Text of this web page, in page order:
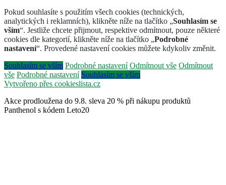
Pokud souhlasíte s použitím všech cookies (technických,
analytických i reklamních), klikněte níže na tlačítko „Souhlasím se
vším“. Jestliže chcete přijmout, respektive odmítnout, pouze některé
cookies dle kategorií, klikněte níže na tlačítko „Podrobné
nastavení“. Provedené nastavení cookies můžete kdykoliv změnit.
Souhlasím se vším Podrobné nastavení Odmítnout vše Odmítnout
vše Podrobné nastavení Souhlasím se vším
Vytvořeno přes cookieslista.cz
Akce prodloužena do 9.8. sleva 20 % při nákupu produktů
Panthenol s kódem Leto20